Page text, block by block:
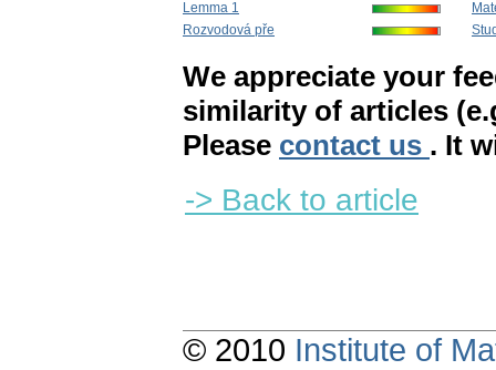
Lemma 1
Rozvodová pře
We appreciate your
similarity of articles
Please contact us . It
-> Back to article
© 2010 Institute of